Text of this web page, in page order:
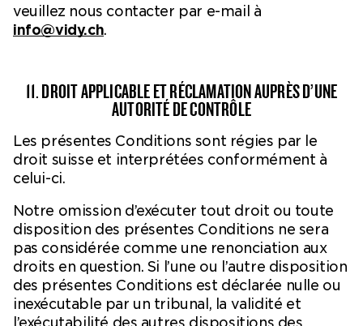
veuillez nous contacter par e-mail à
info@vidy.ch.
11. DROIT APPLICABLE ET RÉCLAMATION AUPRÈS D’UNE
AUTORITÉ DE CONTRÔLE
Les présentes Conditions sont régies par le
droit suisse et interprétées conformément à
celui-ci.
Notre omission d’exécuter tout droit ou toute
disposition des présentes Conditions ne sera
pas considérée comme une renonciation aux
droits en question. Si l’une ou l’autre disposition
des présentes Conditions est déclarée nulle ou
inexécutable par un tribunal, la validité et
l’exécutabilité des autres dispositions des